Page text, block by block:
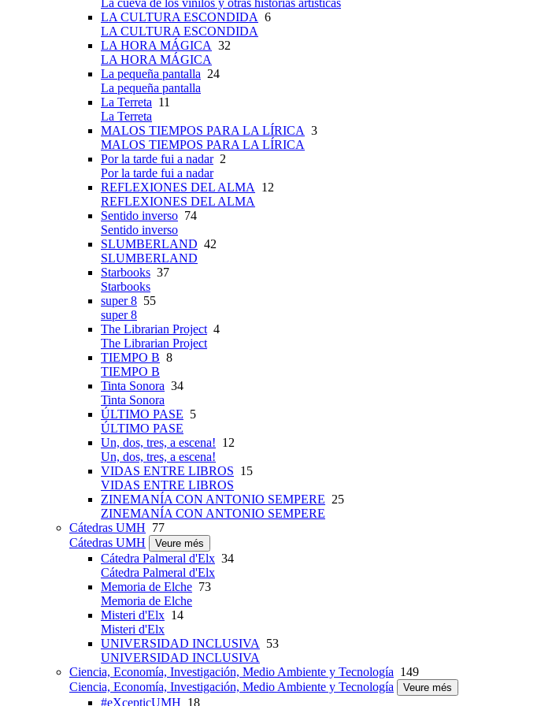
La cueva de los vinilos y otras historias artísticas
LA CULTURA ESCONDIDA 6
LA CULTURA ESCONDIDA
LA HORA MÁGICA 32
LA HORA MÁGICA
La pequeña pantalla 24
La pequeña pantalla
La Terreta 11
La Terreta
MALOS TIEMPOS PARA LA LÍRICA 3
MALOS TIEMPOS PARA LA LÍRICA
Por la tarde fui a nadar2
Por la tarde fui a nadar
REFLEXIONES DEL ALMA
12
REFLEXIONES DEL ALMA
Sentido inverso 74
Sentido inverso
SLUMBERLAND 42
SLUMBERLAND
Starbooks 37
Starbooks
super 8 55
super 8
The Librarian Project 4
The Librarian Project
TIEMPO B 8
TIEMPO B
Tinta Sonora 34
Tinta Sonora
ÚLTIMO PASE 5
ÚLTIMO PASE
Un, dos, tres, a escena! 12
Un, dos, tres, a escena!
VIDAS ENTRE LIBROS 15
VIDAS ENTRE LIBROS
ZINEMANÍA CON ANTONIO SEMPERE 25
ZINEMANÍA CON ANTONIO SEMPERE
Cátedras UMH 77
Cátedras UMH
Veure més
Cátedra Palmeral d'Elx 34
Cátedra Palmeral d'Elx
Memoria de Elche 73
Memoria de Elche
Misteri d'Elx 14
Misteri d'Elx
UNIVERSIDAD INCLUSIVA
53
UNIVERSIDAD INCLUSIVA
Ciencia, Economía, Investigación, Medio Ambiente y Tecnología 149
Ciencia, Economía, Investigación, Medio Ambiente y Tecnología
Veure més
#eXcepticUMH 18